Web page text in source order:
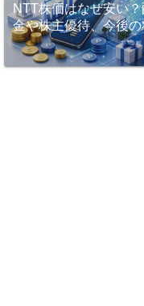
NTT株価はなぜ安い
金や株主優待、今後
性を徹底解説！